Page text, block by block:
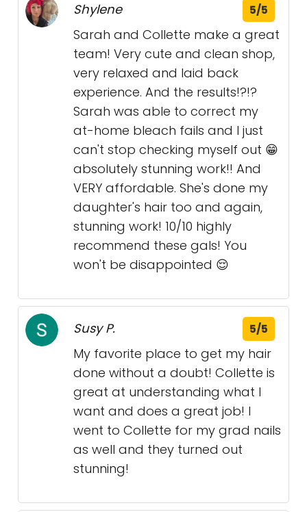
Shylene 5/5
Sarah and Collette make a great
team! Very cute and clean shop,
very relaxed and laid back
experience. And the results!?!?
Sarah was able to correct my
at-home bleach fails and I just
can't stop checking myself out 😁
absolutely stunning work!! And
VERY affordable. She's done my
daughter's hair too and again,
stunning work! 10/10 highly
recommend these gals! You
won't be disappointed 😌
Susy P. 5/5
My favorite place to get my hair
done without a doubt! Collette is
great at understanding what I
want and does a great job! I
went to Collette for my grad nails
as well and they turned out
stunning!